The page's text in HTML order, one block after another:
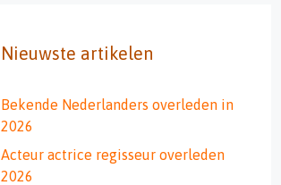
Nieuwste artikelen
Bekende Nederlanders overleden in
2026
Acteur actrice regisseur overleden
2026